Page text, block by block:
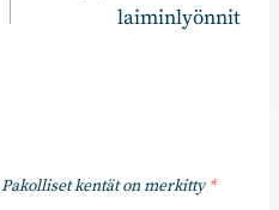
laiminlyönnit
Pakolliset kentät on merkitty*